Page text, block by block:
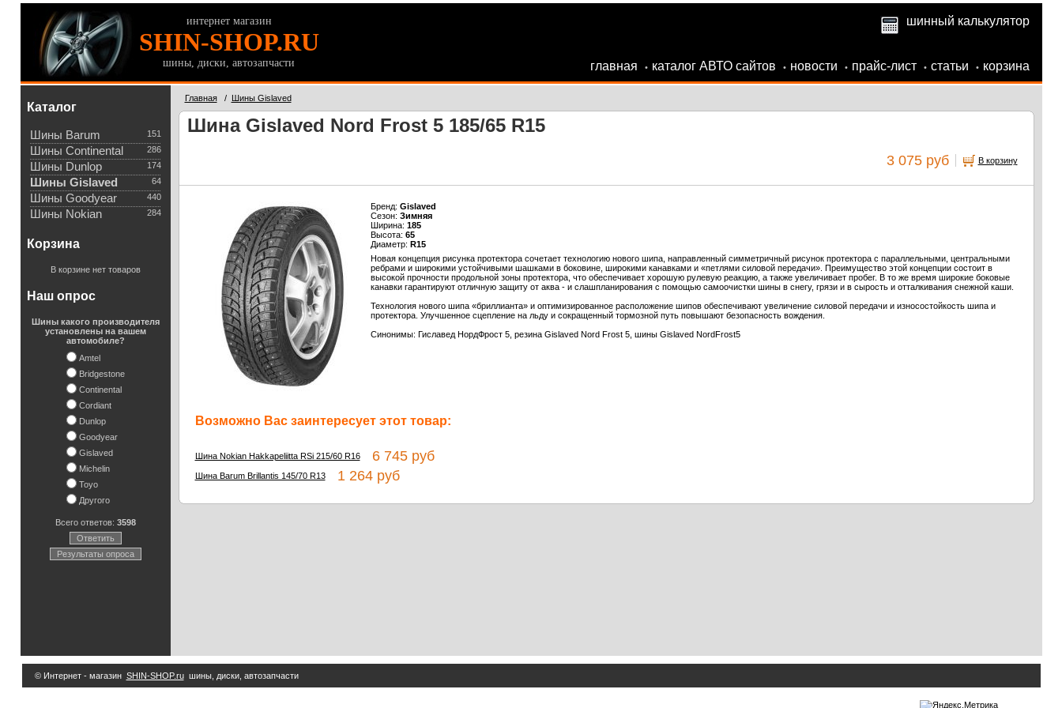
интернет магазин
SHIN-SHOP.RU
шины, диски, автозапчасти
шинный калькулятор
главная • каталог АВТО сайтов • новости • прайс-лист • статьи • корзина
Каталог
151
Шины Barum
286
Шины Continental
174
Шины Dunlop
64
Шины Gislaved
440
Шины Goodyear
284
Шины Nokian
Корзина
В корзине нет товаров
Наш опрос
Шины какого производителя
установлены на вашем
автомобиле?
Amtel
Bridgestone
Continental
Cordiant
Dunlop
Goodyear
Gislaved
Michelin
Toyo
Другого
Всего ответов: 3598
Ответить
Результаты опроса
Главная/ Шины Gislaved
Шина Gislaved Nord Frost 5 185/65 R15
3 075 руб В корзину
Бренд: Gislaved
Сезон: Зимняя
Ширина: 185
Высота: 65
Диаметр: R15
Новая концепция рисунка протектора сочетает технологию нового шипа, направленный симметричный рисунок протектора с параллельными, центральными
ребрами и широкими устойчивыми шашками в боковине, широкими канавками и «петлями силовой передачи». Преимущество этой концепции состоит в
высокой прочности продольной зоны протектора, что обеспечивает хорошую рулевую реакцию, а также увеличивает пробег. В то же время широкие боковые
канавки гарантируют отличную защиту от аква - и слашпланирования с помощью самоочистки шины в снегу, грязи и в сырость и отталкивания снежной каши.
Технология нового шипа «бриллианта» и оптимизированное расположение шипов обеспечивают увеличение силовой передачи и износостойкость шипа и
протектора. Улучшенное сцепление на льду и сокращенный тормозной путь повышают безопасность вождения.
Синонимы: Гиславед НордФрост 5, резина Gislaved Nord Frost 5, шины Gislaved NordFrost5
Возможно Вас заинтересует этот товар:
Шина Nokian Hakkapeliitta RSi 215/60 R166 745 руб
Шина Barum Brillantis 145/70 R131 264 руб
© Интернет - магазин SHIN-SHOP.ruшины, диски, автозапчасти